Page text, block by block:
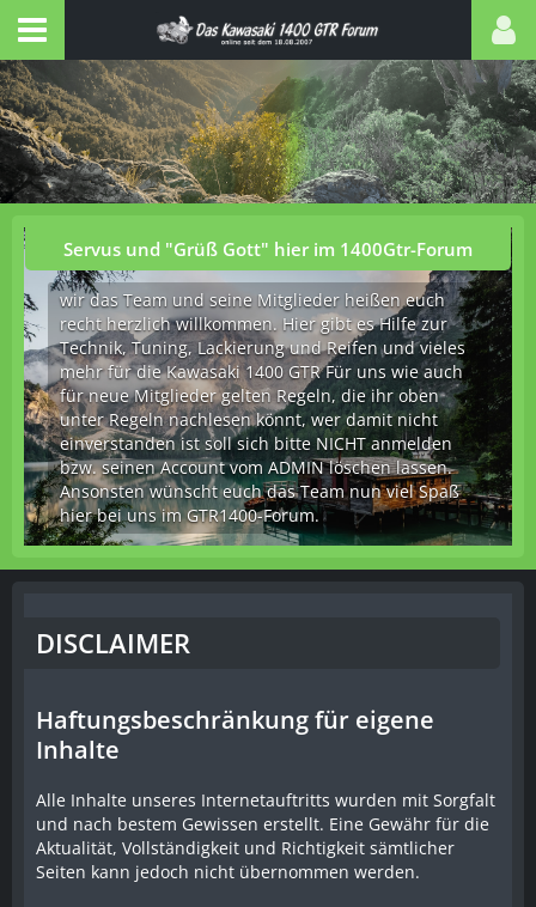
Servus und "Grüß Gott" hier im 1400Gtr-Forum
wir das Team und seine Mitglieder heißen euch
recht herzlich willkommen. Hier gibt es Hilfe zur
Technik, Tuning, Lackierung und Reifen und vieles
mehr für die Kawasaki 1400 GTR Für uns wie auch
für neue Mitglieder gelten Regeln, die ihr oben
unter Regeln nachlesen könnt, wer damit nicht
einverstanden ist soll sich bitte NICHT anmelden
bzw. seinen Account vom ADMIN löschen lassen.
Ansonsten wünscht euch das Team nun viel Spaß
hier bei uns im GTR1400-Forum.
DISCLAIMER
Haftungsbeschränkung für eigene
Inhalte
Alle Inhalte unseres Internetauftritts wurden mit Sorgfalt
und nach bestem Gewissen erstellt. Eine Gewähr für die
Aktualität, Vollständigkeit und Richtigkeit sämtlicher
Seiten kann jedoch nicht übernommen werden.